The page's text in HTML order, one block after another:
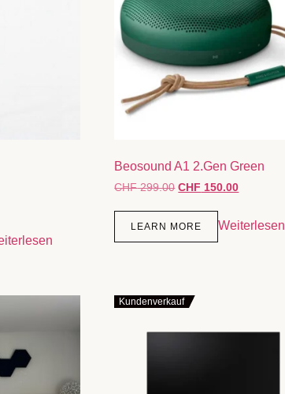
Beosound A1 2.Gen Green
CHF299.00 CHF 150.00
LEARN MORE Weiterlesen
Kundenverkauf